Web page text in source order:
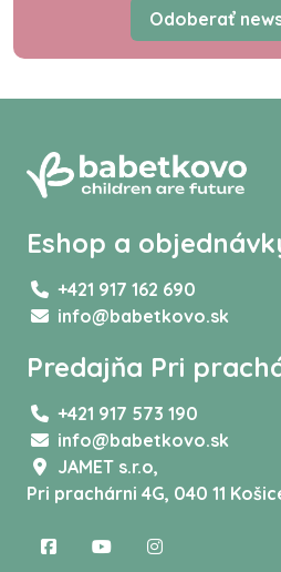
Odoberať
Eshop a
+421 917 162 690
info@babetkovo.sk
Predajňa Pri
+421 917 573 190
info@babetkovo.sk
JAMET s.r.o,
Pri prachárni 4G, 040 11